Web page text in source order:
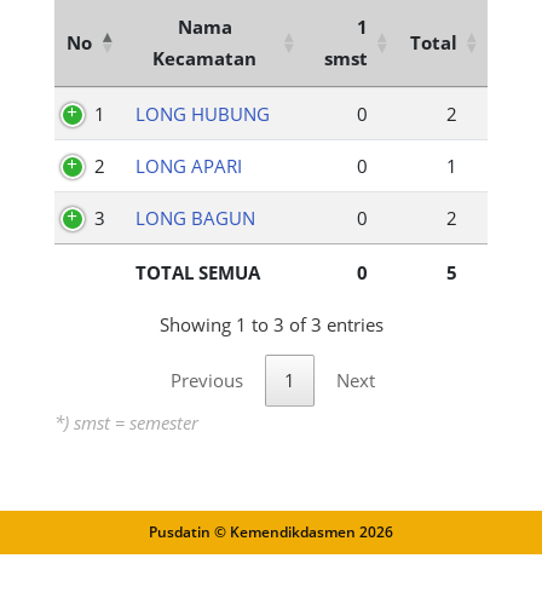
No
Nama
Kecamatan
1
smst
Total
1 LONG HUBUNG 0 2
2 LONG APARI 0 1
3 LONG BAGUN 0 2
TOTAL SEMUA 0 5
Showing 1 to 3 of 3 entries
Previous 1
Next
*) smst = semester
Pusdatin © Kemendikdasmen 2026